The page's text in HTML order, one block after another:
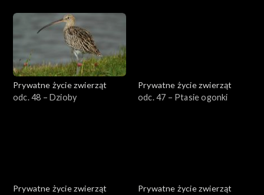
Prywatne życie zwierząt
odc. 48 – Dzioby
Prywatne życie zwierząt
odc. 47 – Ptasie ogonki
Prywatne życie zwierząt
Prywatne życie zwierząt